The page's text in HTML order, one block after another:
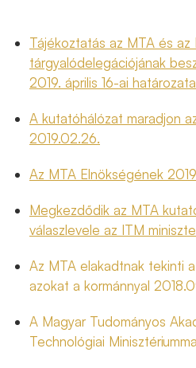
Tájékoztatás az MTA és
tárgyalódelegációjának
2019. április 16-ai
A kutatóhálózat maradjon
2019.02.26.
Az MTA Elnökségének
Megkezdődik az MTA
válaszlevele az ITM
Az MTA elakadtnak tekinti
azokat a kormánnyal
A Magyar Tudományos
Technológiai